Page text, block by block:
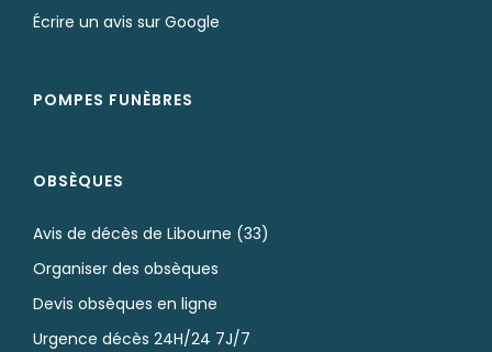
Écrire un avis sur Google
POMPES FUNÈBRES
OBSÈQUES
Avis de décès de Libourne (33)
Organiser des obsèques
Devis obsèques en ligne
Urgence décès 24H/24 7J/7